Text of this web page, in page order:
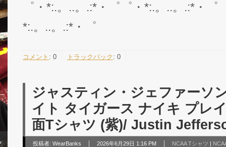
゜・*:.。..。.:*・゜゜・*:.。..。.:*・
*:.。..。.:*・゜
コメント : 0 トラックバック : 0
ジャスティン・ジェファーソ
イト タイガース ナイキ プレ
面Tシャツ (紫)/ Justin
投稿者: WearBanks 2026年6月29日 1:16 PM NCAA Tシャツ |